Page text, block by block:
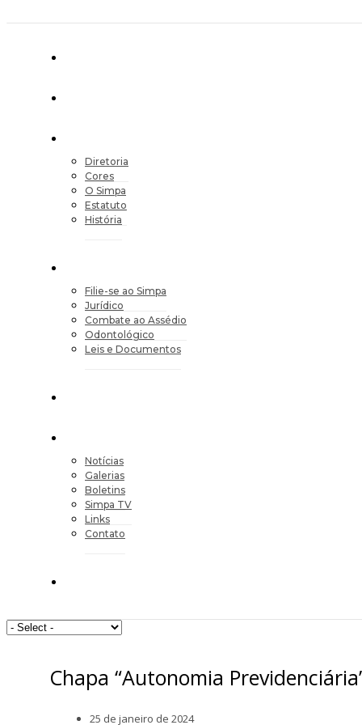
Diretoria
Cores
O Simpa
Estatuto
História
Filie-se ao Simpa
Jurídico
Combate ao Assédio
Odontológico
Leis e Documentos
Notícias
Galerias
Boletins
Simpa TV
Links
Contato
Chapa “Autonomia
25 de janeiro de 2024